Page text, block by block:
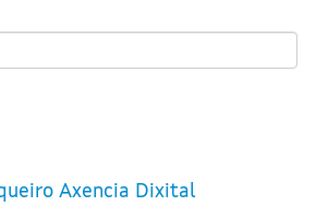
Axencia Dixital